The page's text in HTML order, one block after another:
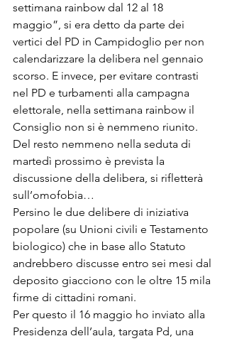
settimana rainbow dal 12 al 18
maggio”, si era detto da parte dei
vertici del PD in Campidoglio per non
calendarizzare la delibera nel gennaio
scorso. E invece, per evitare contrasti
nel PD e turbamenti alla campagna
elettorale, nella settimana rainbow il
Consiglio non si è nemmeno riunito.
Del resto nemmeno nella seduta di
martedì prossimo è prevista la
discussione della delibera, si rifletterà
sull’omofobia…
Persino le due delibere di iniziativa
popolare (su Unioni civili e Testamento
biologico) che in base allo Statuto
andrebbero discusse entro sei mesi dal
deposito giacciono con le oltre 15 mila
firme di cittadini romani.
Per questo il 16 maggio ho inviato alla
Presidenza dell’aula, targata Pd, una